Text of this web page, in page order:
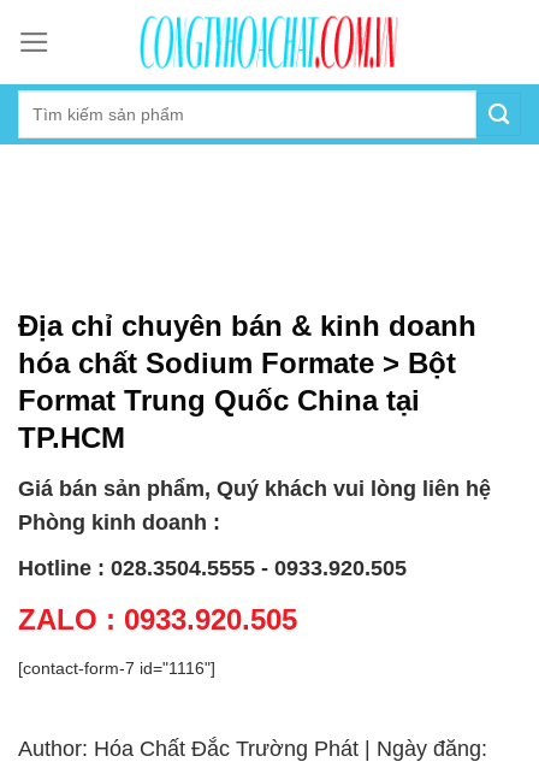
content
Địa chỉ chuyên bán & kinh doanh
hóa chất Sodium Formate > Bột
Format Trung Quốc China tại
TP.HCM
Giá bán sản phẩm, Quý khách vui lòng liên hệ
Phòng kinh doanh :
Hotline : 028.3504.5555 - 0933.920.505
ZALO : 0933.920.505
[contact-form-7 id="1116"]
Author: Hóa Chất Đắc Trường Phát | Ngày đăng: